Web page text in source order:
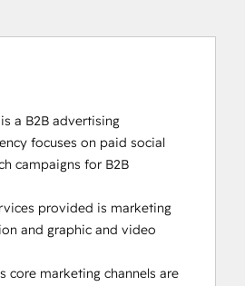
a B2B advertising
focuses on paid social
campaigns for B2B
provided is marketing
and graphic and video
core marketing channels are